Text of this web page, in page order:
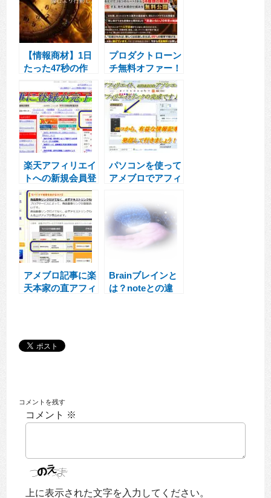
【情報商材】1日
たった47秒の作
業量だけで月収
50万円を稼げる
の？
プロダクトローン
チ無料オファー！
身震いするほど応
援されるシステム
とは
楽天アフィリエイ
トへの新規会員登
録の手順
パソコンを使って
アメブロでアフィ
アメブロ記事に楽
天本家の直アフィ
Brainブレインと
は？noteとの違
コメントを残す
コメント ※
上に表示された文字を入力してください。